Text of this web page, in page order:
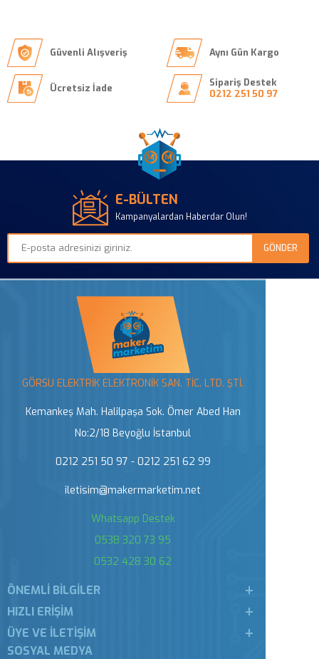
Güvenli Alışveriş Aynı Gün Kargo
Ücretsiz İade
Sipariş Destek
0212 251 50 97
E-BÜLTEN
Kampanyalardan Haberdar Olun!
GÖRSU ELEKTRİK ELEKTRONİK SAN. TİC. LTD. ŞTİ.
Kemankeş Mah. Halilpaşa Sok. Ömer Abed Han
No:2/18 Beyoğlu İstanbul
0212 251 50 97 - 0212 251 62 99
iletisim@makermarketim.net
Whatsapp Destek
0538 320 73 95
0532 428 30 62
ÖNEMLI BILGILER
HIZLI ERIŞIM
ÜYE VE İLETIŞIM
SOSYAL MEDYA